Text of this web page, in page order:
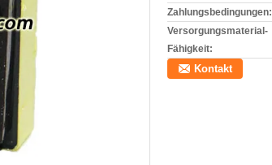
Zahlungsbedingungen:
Versorgungsmaterial-
Fähigkeit:
Kontakt